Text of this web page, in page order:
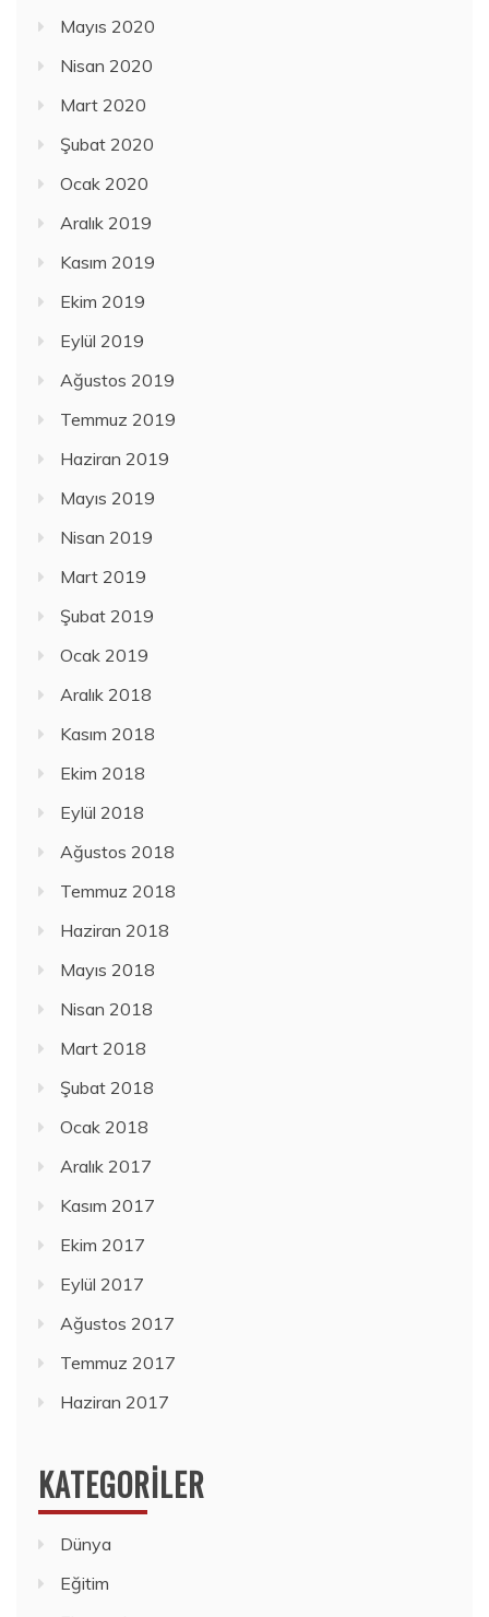
Mayıs 2020
Nisan 2020
Mart 2020
Şubat 2020
Ocak 2020
Aralık 2019
Kasım 2019
Ekim 2019
Eylül 2019
Ağustos 2019
Temmuz 2019
Haziran 2019
Mayıs 2019
Nisan 2019
Mart 2019
Şubat 2019
Ocak 2019
Aralık 2018
Kasım 2018
Ekim 2018
Eylül 2018
Ağustos 2018
Temmuz 2018
Haziran 2018
Mayıs 2018
Nisan 2018
Mart 2018
Şubat 2018
Ocak 2018
Aralık 2017
Kasım 2017
Ekim 2017
Eylül 2017
Ağustos 2017
Temmuz 2017
Haziran 2017
KATEGORILER
Dünya
Eğitim